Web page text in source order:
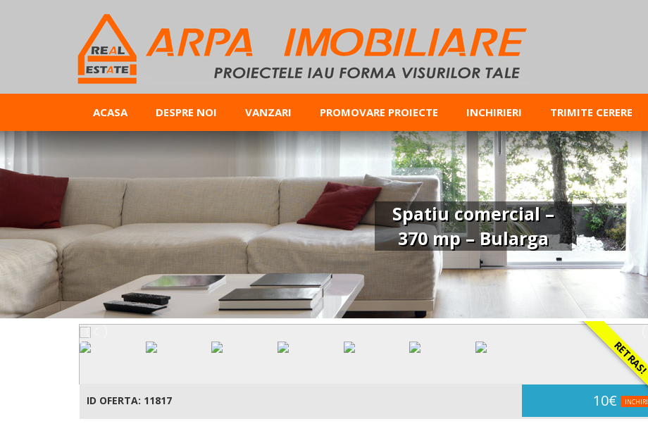
ACASA DESPRE NOI VANZARI PROMOVARE PROIECTE INCHIRIERI TRIMITE CERERE
Spatiu comercial –
370 mp – Bularga
ID OFERTA: 11817 10€